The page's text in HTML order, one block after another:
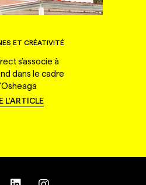
ET CRÉATIVITÉ
s'associe à
dans le cadre
L'ARTICLE